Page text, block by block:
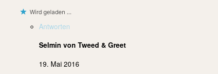
Wird geladen …
Antworten
Selmin von Tweed & Greet
19. Mai 2016